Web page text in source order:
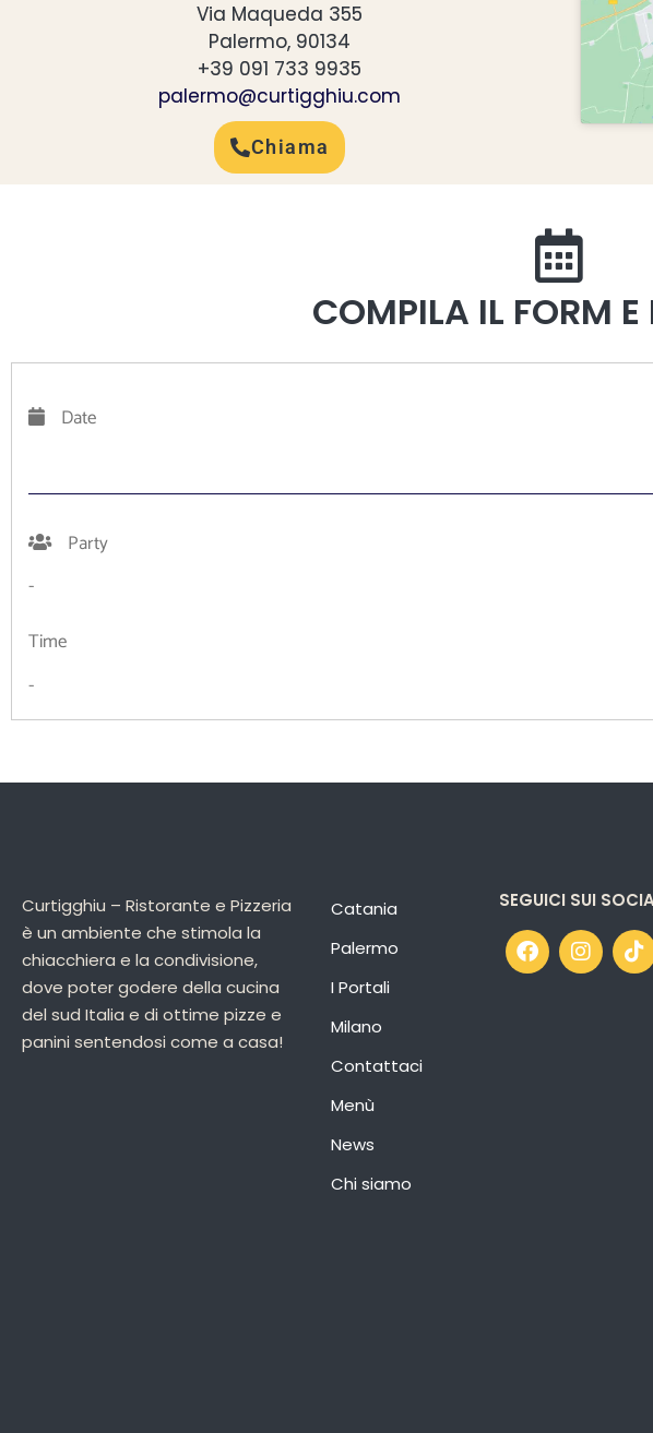
Via Maqueda 355
Palermo, 90134
+39 091 733 9935
palermo@curtigghiu.com
Chiama
COMPILA IL FORM E
Date
Party
-
Time
-
Curtigghiu – Ristorante e Pizzeria
è un ambiente che stimola la
chiacchiera e la condivisione,
dove poter godere della cucina
del sud Italia e di ottime pizze e
panini sentendosi come a casa!
Catania
Palermo
I Portali
Milano
Contattaci
Menù
News
Chi siamo
SEGUICI SUI